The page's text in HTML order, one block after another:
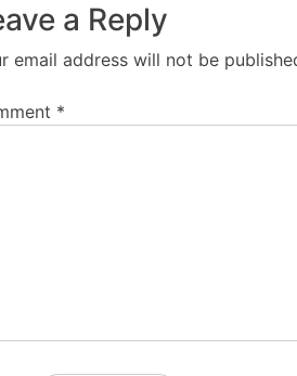
a Reply
email address will not be
*